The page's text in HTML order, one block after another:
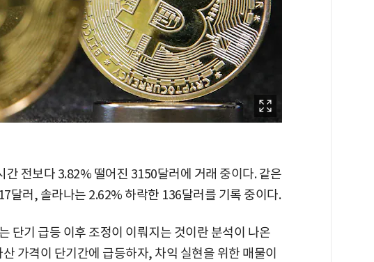
전보다 3.82% 떨어진 3150달러에 거래 중이다. 같은
달러, 솔라나는 2.62% 하락한 136달러를 기록 중이다.
단기 급등 이후 조정이 이뤄지는 것이란 분석이 나온
가격이 단기간에 급등하자, 차익 실현을 위한 매물이